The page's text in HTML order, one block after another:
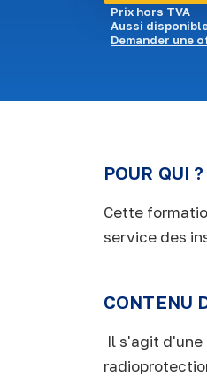
Prix hors TVA
Aussi
Demander une
POUR QUI ?
Cette
service des
CONTENU
Il s'agit d'une